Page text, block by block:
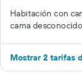
Habitación con
cama desconocido
Mostrar 2 tarifas